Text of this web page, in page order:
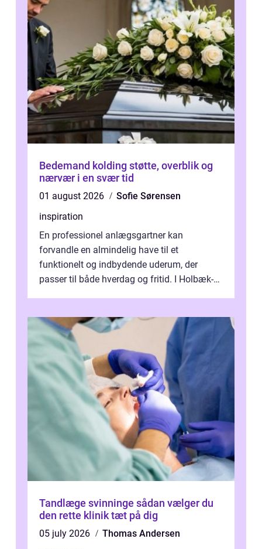
Bedemand kolding støtte, overblik og
nærvær i en svær tid
01 august 2026
Sofie Sørensen
inspiration
En professionel anlægsgartner kan
forvandle en almindelig have til et
funktionelt og indbydende uderum, der
passer til både hverdag og fritid. I Holbæk-
Tandlæge svinninge sådan vælger du
den rette klinik tæt på dig
05 july 2026
Thomas Andersen